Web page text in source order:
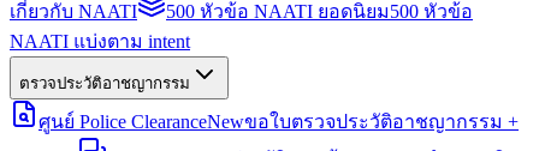
เกี่ยวกับ NAATI
500 หัวข้อ NAATI ยอดนิยม500 หัวข้อ
NAATI แบ่งตาม intent
ตรวจประวัติอาชญากรรม
ศูนย์ Police ClearanceNewขอใบตรวจประวัติอาชญากรรม +